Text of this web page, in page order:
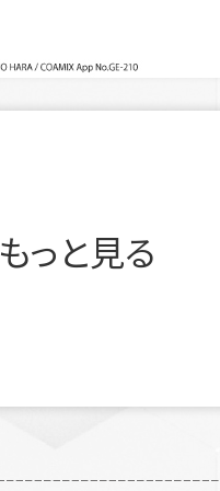
もっと見る